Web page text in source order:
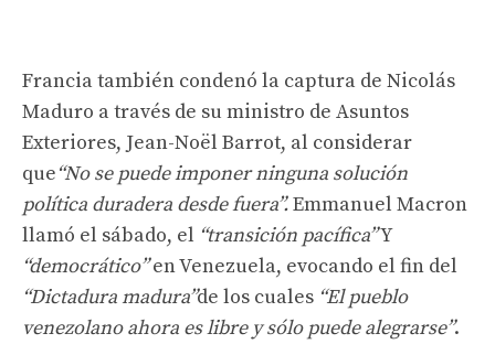
Francia también condenó la captura de Nicolás
Maduro a través de su ministro de Asuntos
Exteriores, Jean-Noël Barrot, al considerar
que“No se puede imponer ninguna solución
política duradera desde fuera”.Emmanuel Macron
llamó el sábado, el “transición pacífica”Y
“democrático”en Venezuela, evocando el fin del
“Dictadura madura”de los cuales “El pueblo
venezolano ahora es libre y sólo puede alegrarse”.